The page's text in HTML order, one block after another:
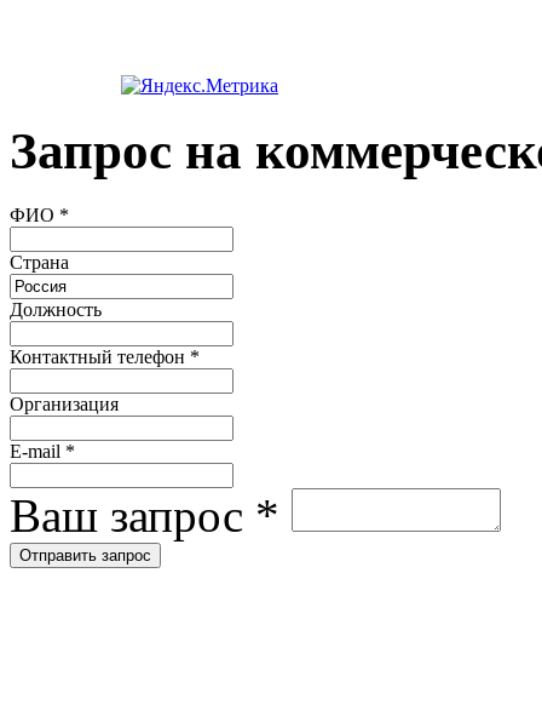
Запрос на
ФИО *
Страна
Должность
Контактный телефон *
Организация
E-mail *
Ваш запрос *